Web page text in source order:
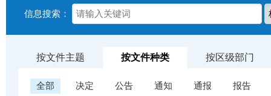
信息搜索：
按文件主题 按文件种类 按区级部门
全部 决定 公告 通知 通报 报告